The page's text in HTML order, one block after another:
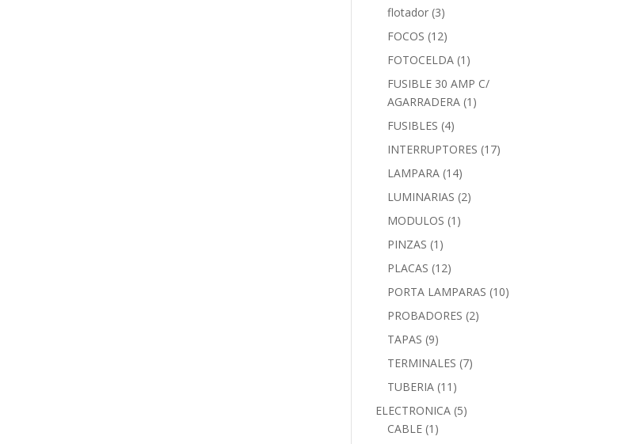
flotador (3)
FOCOS (12)
FOTOCELDA (1)
FUSIBLE 30 AMP C/
AGARRADERA (1)
FUSIBLES (4)
INTERRUPTORES (17)
LAMPARA (14)
LUMINARIAS (2)
MODULOS (1)
PINZAS (1)
PLACAS (12)
PORTA LAMPARAS (10)
PROBADORES (2)
TAPAS (9)
TERMINALES (7)
TUBERIA (11)
ELECTRONICA (5)
CABLE (1)